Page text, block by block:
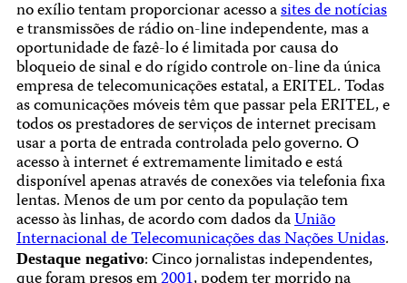
no exílio tentam proporcionar acesso asites de notícias
e transmissões de rádio on-line independente, mas a
oportunidade de fazê-lo é limitada por causa do
bloqueio de sinal e do rígido controle on-line da única
empresa de telecomunicações estatal, a ERITEL. Todas
as comunicações móveis têm que passar pela ERITEL, e
todos os prestadores de serviços de internet precisam
usar a porta de entrada controlada pelo governo. O
acesso à internet é extremamente limitado e está
disponível apenas através de conexões via telefonia fixa
lentas. Menos de um por cento da população tem
acesso às linhas, de acordo com dados daUnião
Internacional de Telecomunicações das Nações Unidas.
Destaque negativo: Cinco jornalistas independentes,